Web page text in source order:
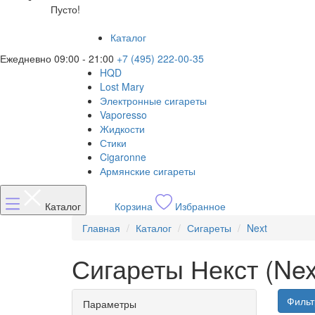
Пусто!
Каталог
Ежедневно 09:00 - 21:00 +7 (495) 222-00-35
HQD
Lost Mary
Электронные сигареты
Vaporesso
Жидкости
Стики
Cigaronne
Армянские сигареты
Каталог Корзина
Избранное
Главная
Каталог Сигареты Next
Сигареты Некст
Параметры